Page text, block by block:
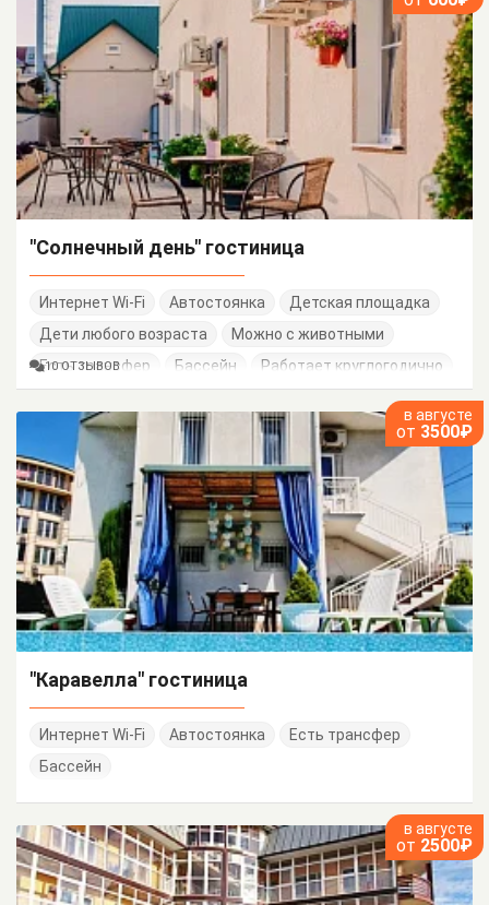
"Солнечный день" гостиница
Интернет Wi-Fi Автостоянка
Детская площадка
Дети любого возраста
Можно с животными
Есть трансфер
Бассейн
Работает круглогодично
10 ОТЗЫВОВ
в августе
от 3500₽
"Каравелла" гостиница
Интернет Wi-Fi Автостоянка
Есть трансфер
Бассейн
в августе
от 2500₽